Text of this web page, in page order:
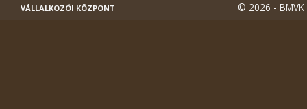
VÁLLALKOZÓI KÖZPONT © 2026 -